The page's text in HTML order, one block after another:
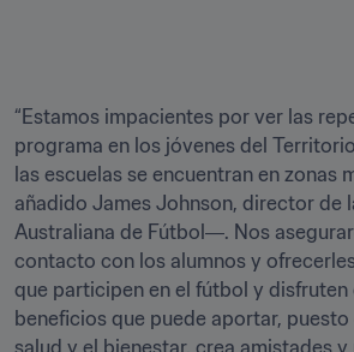
“Estamos impacientes por ver las
programa en los jóvenes del
las escuelas se encuentran en zonas
añadido James Johnson, director de
Australiana de Fútbol―. Nos
contacto con los alumnos y
que participen en el fútbol y disfruten
beneficios que puede aportar, puesto
salud y el bienestar, crea amistades y